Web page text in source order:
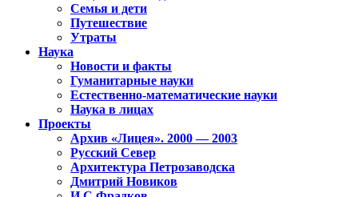
Семья и дети
Путешествие
Утраты
Наука
Новости и факты
Гуманитарные науки
Естественно-математические науки
Наука в лицах
Проекты
Архив «Лицея». 2000 — 2003
Русский Север
Архитектура Петрозаводска
Дмитрий Новиков